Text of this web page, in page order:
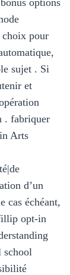
choix pour
sujet . Si
et
. fabriquer
Arts
d’un
cas échéant,
opt-in
school